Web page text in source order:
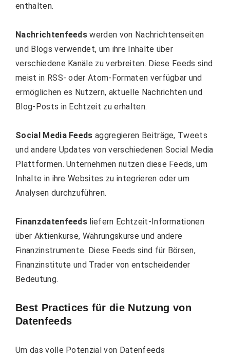
enthalten.
Nachrichtenfeeds werden von Nachrichtenseiten
und Blogs verwendet, um ihre Inhalte über
verschiedene Kanäle zu verbreiten. Diese Feeds sind
meist in RSS- oder Atom-Formaten verfügbar und
ermöglichen es Nutzern, aktuelle Nachrichten und
Blog-Posts in Echtzeit zu erhalten.
Social Media Feeds aggregieren Beiträge, Tweets
und andere Updates von verschiedenen Social Media
Plattformen. Unternehmen nutzen diese Feeds, um
Inhalte in ihre Websites zu integrieren oder um
Analysen durchzuführen.
Finanzdatenfeeds liefern Echtzeit-Informationen
über Aktienkurse, Währungskurse und andere
Finanzinstrumente. Diese Feeds sind für Börsen,
Finanzinstitute und Trader von entscheidender
Bedeutung.
Best Practices für die Nutzung von
Datenfeeds
Um das volle Potenzial von Datenfeeds